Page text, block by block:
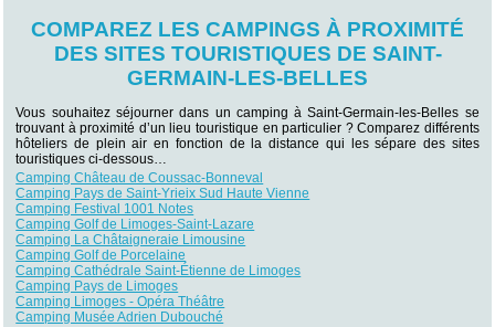
COMPAREZ LES CAMPINGS À PROXIMITÉ
DES SITES TOURISTIQUES DE SAINT-
GERMAIN-LES-BELLES
Vous souhaitez séjourner dans un camping à Saint-Germain-les-Belles se
trouvant à proximité d’un lieu touristique en particulier ? Comparez différents
hôteliers de plein air en fonction de la distance qui les sépare des sites
touristiques ci-dessous…
Camping Château de Coussac-Bonneval
Camping Pays de Saint-Yrieix Sud Haute Vienne
Camping Festival 1001 Notes
Camping Golf de Limoges-Saint-Lazare
Camping La Châtaigneraie Limousine
Camping Golf de Porcelaine
Camping Cathédrale Saint-Étienne de Limoges
Camping Pays de Limoges
Camping Limoges - Opéra Théâtre
Camping Musée Adrien Dubouché